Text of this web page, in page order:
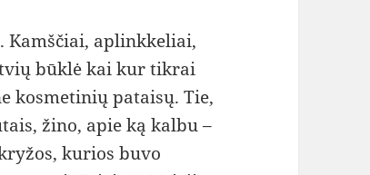
Kamščiai, aplinkkeliai,
būklė kai kur tikrai
kosmetinių pataisų. Tie,
žino, apie ką kalbu –
kurios buvo